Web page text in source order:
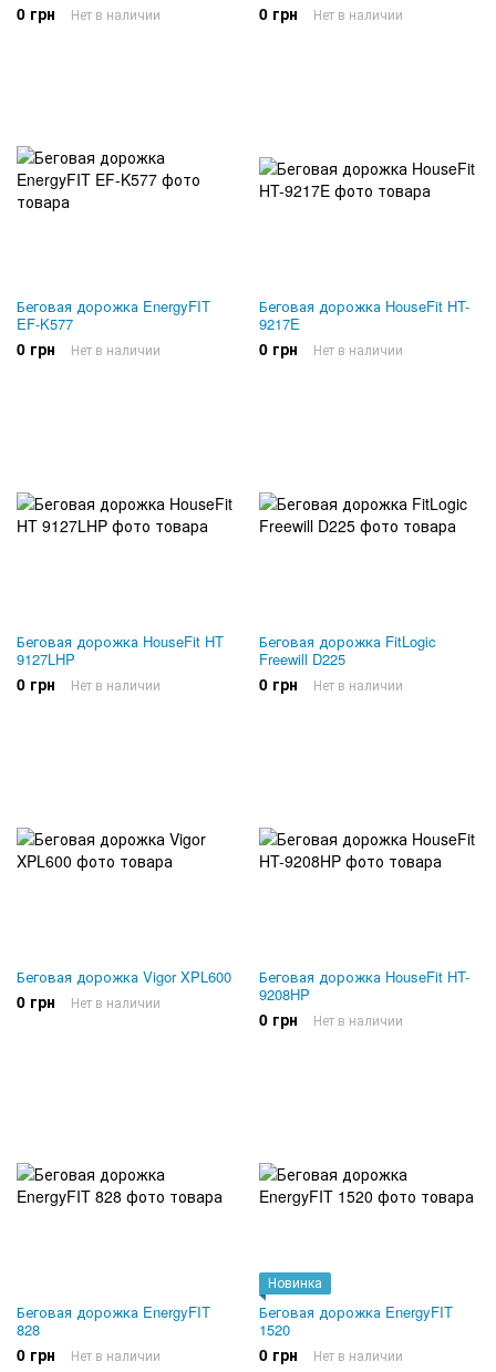
0 грн Нет в наличии 0 грн Нет в наличии
Беговая дорожка EnergyFIT
EF-K577
0 грн Нет в наличии
Беговая дорожка HouseFit HT-
9217E
0 грн Нет в наличии
Беговая дорожка HouseFit HT
9127LHP
0 грн Нет в наличии
Беговая дорожка FitLogic
Freewill D225
0 грн Нет в наличии
Беговая дорожка Vigor XPL600
0 грн Нет в наличии
Беговая дорожка HouseFit HT-
9208HP
0 грн Нет в наличии
Беговая дорожка EnergyFIT
828
0 грн Нет в наличии
Новинка
Беговая дорожка EnergyFIT
1520
0 грн Нет в наличии